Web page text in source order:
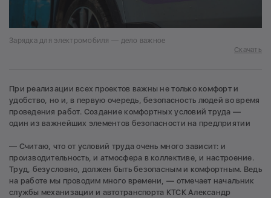
Зарядка для электромобиля — дело важное
Скачать
При реализации всех проектов важны не только комфорт и
удобство, но и, в первую очередь, безопасность людей во время
проведения работ. Создание комфортных условий труда —
один из важнейших элементов безопасности на предприятии
— Считаю, что от условий труда очень много зависит: и
производительность, и атмосфера в коллективе, и настроение.
Труд, безусловно, должен быть безопасным и комфортным. Ведь
на работе мы проводим много времени, — отмечает начальник
службы механизации и автотранспорта КТСК Александр